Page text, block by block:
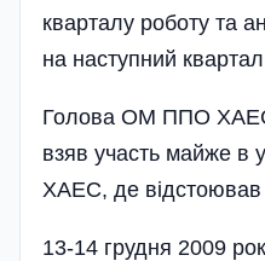
кварталу роботу та
на наступний
Голова ОМ ППО ХАЕС
взяв участь майже в
ХАЕС, де відстоював
13-14 грудня 2009